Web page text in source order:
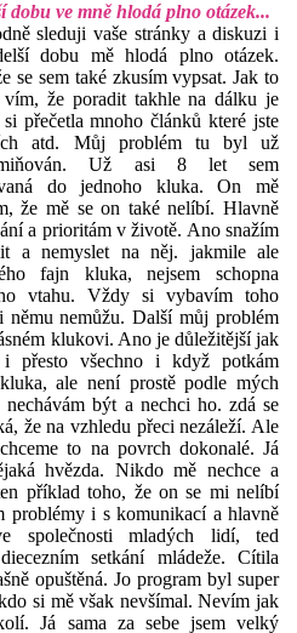
dobu ve mně hlodá plno otázek...
sleduji vaše stránky a diskuzi i
dobu mě hlodá plno otázek.
se sem také zkusím vypsat. Jak to
že poradit takhle na dálku je
přečetla mnoho článků které jste
atd. Můj problém tu byl už
Už asi 8 let sem
do jednoho kluka. On mě
že mě se on také nelíbí. Hlavně
a prioritám v životě. Ano snažím
a nemyslet na něj. jakmile ale
fajn kluka, nejsem schopna
vtahu. Vždy si vybavím toho
němu nemůžu. Další můj problém
klukovi. Ano je důležitější jak
přesto všechno i když potkám
ale není prostě podle mých
nechávám být a nechci ho. zdá se
že na vzhledu přeci nezáleží. Ale
to na povrch dokonalé. Já
hvězda. Nikdo mě nechce a
příklad toho, že on se mi nelíbí
problémy i s komunikací a hlavně
mladých lidí, ted
setkání mládeže. Cítila
opuštěná. Jo program byl super
si mě však nevšímal. Nevím jak
Já sama za sebe jsem velký